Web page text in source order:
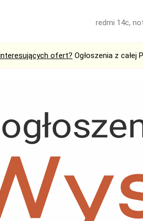
redmi 14c,
ofert? Ogłoszenia z całej